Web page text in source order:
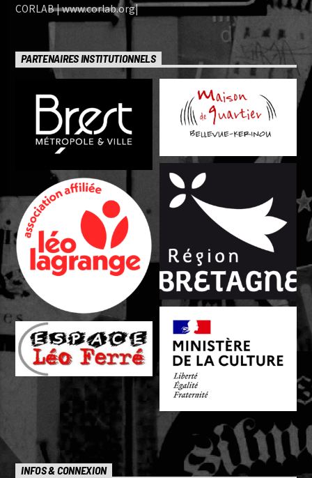
CORLAB | www.corlab.org|
PARTENAIRES INSTITUTIONNELS
INFOS & CONNEXION